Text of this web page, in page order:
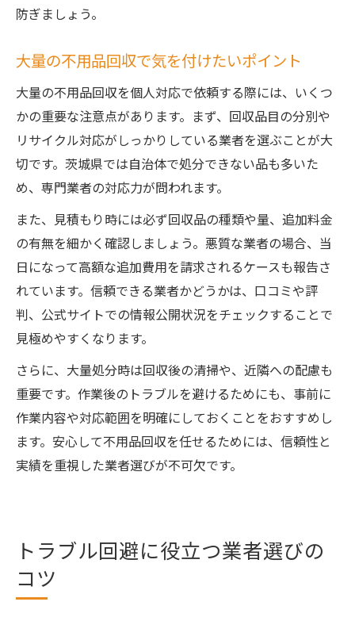
防ぎましょう。
大量の不用品回収で気を付けたいポイント
大量の不用品回収を個人対応で依頼する際には、いくつ
かの重要な注意点があります。まず、回収品目の分別や
リサイクル対応がしっかりしている業者を選ぶことが大
切です。茨城県では自治体で処分できない品も多いた
め、専門業者の対応力が問われます。
また、見積もり時には必ず回収品の種類や量、追加料金
の有無を細かく確認しましょう。悪質な業者の場合、当
日になって高額な追加費用を請求されるケースも報告さ
れています。信頼できる業者かどうかは、口コミや評
判、公式サイトでの情報公開状況をチェックすることで
見極めやすくなります。
さらに、大量処分時は回収後の清掃や、近隣への配慮も
重要です。作業後のトラブルを避けるためにも、事前に
作業内容や対応範囲を明確にしておくことをおすすめし
ます。安心して不用品回収を任せるためには、信頼性と
実績を重視した業者選びが不可欠です。
トラブル回避に役立つ業者選びの
コツ